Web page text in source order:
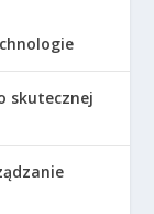
skutecznej